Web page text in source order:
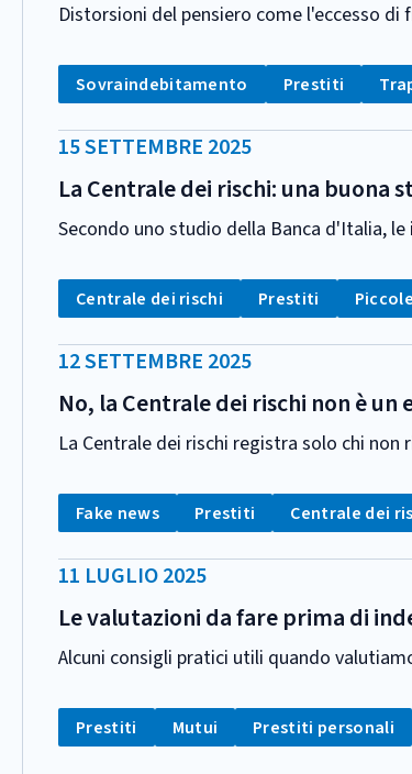
Distorsioni del pensiero come l'eccesso
CATEGORIA:
Tag:
Sovraindebitamento Tag:
Prestiti
DATA
PUBBLICAZIONE:
15 SETTEMBRE 2025
La Centrale dei rischi: una buona
Secondo uno studio della Banca d'Italia,
CATEGORIA:
Tag:
Centrale dei rischi Tag:
Prestiti Tag:
DATA
PUBBLICAZIONE:
12 SETTEMBRE 2025
No, la Centrale dei rischi non è
La Centrale dei rischi registra solo chi non
CATEGORIA:
Tag:
Fake news Tag:
Prestiti Tag:
Centrale dei
DATA
PUBBLICAZIONE:
11 LUGLIO 2025
Le valutazioni da fare prima di
Alcuni consigli pratici utili quando
CATEGORIA:
Tag:
Prestiti Tag:
Mutui Tag:
Prestiti personali